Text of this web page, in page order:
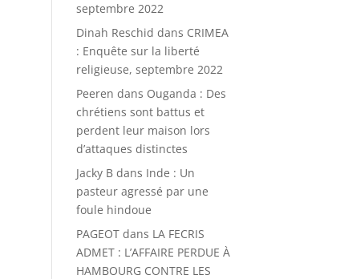
septembre 2022
Dinah Reschid dans CRIMEA
: Enquête sur la liberté
religieuse, septembre 2022
Peeren dans Ouganda : Des
chrétiens sont battus et
perdent leur maison lors
d’attaques distinctes
Jacky B dans Inde : Un
pasteur agressé par une
foule hindoue
PAGEOT dans LA FECRIS
ADMET : L’AFFAIRE PERDUE À
HAMBOURG CONTRE LES